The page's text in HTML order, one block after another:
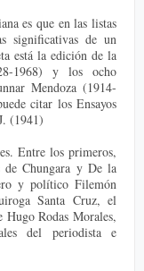
es que en las listas
significativas de un
está la edición de la
1968) y los ocho
Mendoza (1914-
citar los Ensayos
J. (1941)
Entre los primeros,
Chungara y De la
y político Filemón
Santa Cruz, el
Rodas Morales,
del periodista e